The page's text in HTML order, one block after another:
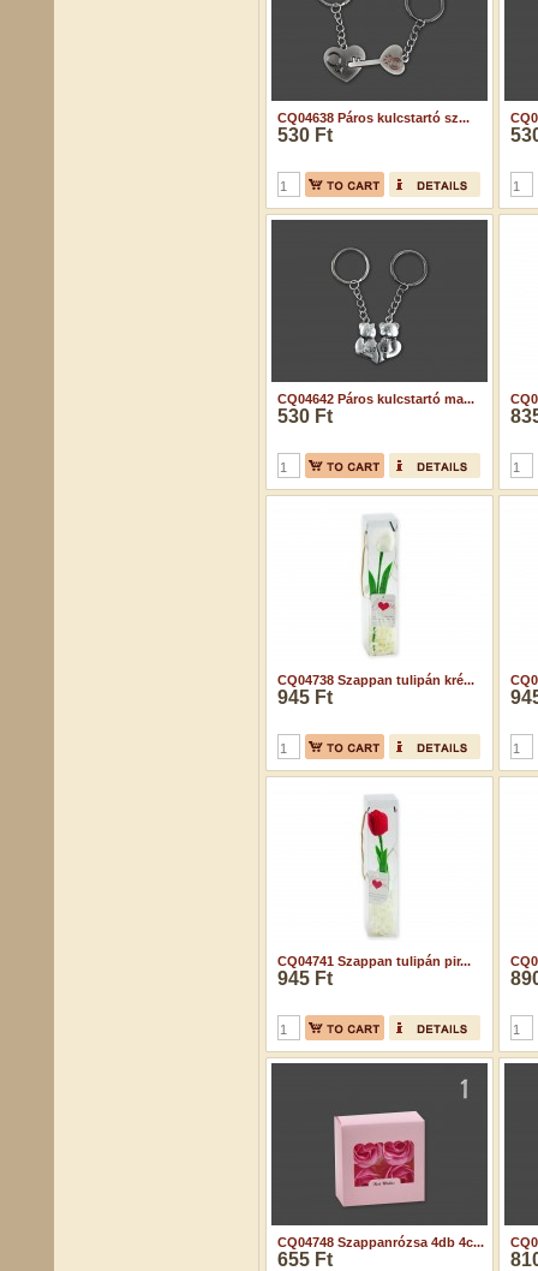
CQ04638 Páros kulcstartó sz...
530 Ft
CQ04642 Páros kulcstartó ma...
530 Ft
CQ04738 Szappan tulipán kré...
945 Ft
CQ04741 Szappan tulipán pir...
945 Ft
CQ04748 Szappanrózsa 4db 4c...
655 Ft